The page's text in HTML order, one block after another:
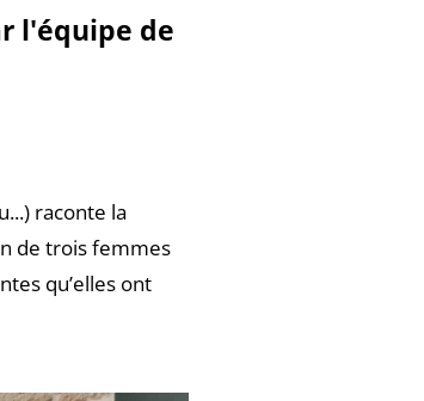
l'équipe de
raconte la
de trois femmes
qu’elles ont